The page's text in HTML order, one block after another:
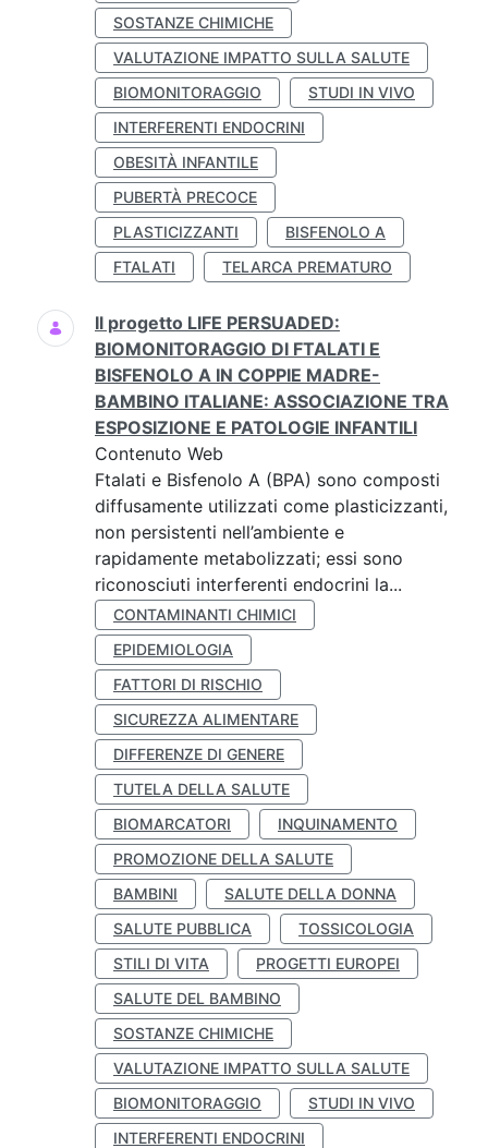
SOSTANZE CHIMICHE
VALUTAZIONE IMPATTO SULLA SALUTE
BIOMONITORAGGIO
STUDI IN VIVO
INTERFERENTI ENDOCRINI
OBESITÀ INFANTILE
PUBERTÀ PRECOCE
PLASTICIZZANTI
BISFENOLO A
FTALATI
TELARCA PREMATURO
Il progetto LIFE PERSUADED:
BIOMONITORAGGIO DI FTALATI E
BISFENOLO A IN COPPIE MADRE-
BAMBINO ITALIANE: ASSOCIAZIONE TRA
ESPOSIZIONE E PATOLOGIE INFANTILI
Contenuto Web
Ftalati e Bisfenolo A (BPA) sono composti
diffusamente utilizzati come plasticizzanti,
non persistenti nell’ambiente e
rapidamente metabolizzati; essi sono
riconosciuti interferenti endocrini la...
CONTAMINANTI CHIMICI
EPIDEMIOLOGIA
FATTORI DI RISCHIO
SICUREZZA ALIMENTARE
DIFFERENZE DI GENERE
TUTELA DELLA SALUTE
BIOMARCATORI
INQUINAMENTO
PROMOZIONE DELLA SALUTE
BAMBINI
SALUTE DELLA DONNA
SALUTE PUBBLICA
TOSSICOLOGIA
STILI DI VITA
PROGETTI EUROPEI
SALUTE DEL BAMBINO
SOSTANZE CHIMICHE
VALUTAZIONE IMPATTO SULLA SALUTE
BIOMONITORAGGIO
STUDI IN VIVO
INTERFERENTI ENDOCRINI